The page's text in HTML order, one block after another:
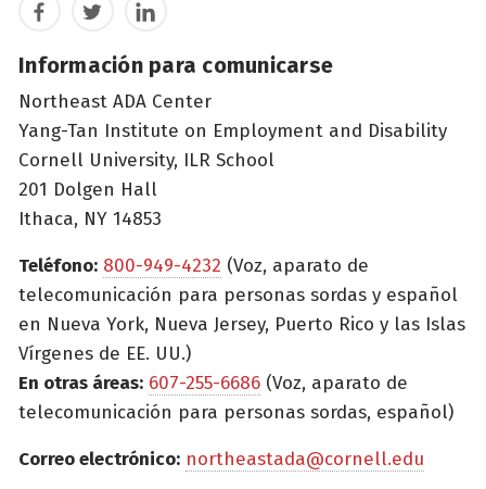
FacebookTwitterLinkedIn
Información para comunicarse
Northeast ADA Center
Yang-Tan Institute on Employment and Disability
Cornell University, ILR School
201 Dolgen Hall
Ithaca, NY 14853
Teléfono: 800-949-4232 (Voz, aparato de
telecomunicación para personas sordas y español
en Nueva York, Nueva Jersey, Puerto Rico y las Islas
Vírgenes de EE. UU.)
En otras áreas: 607-255-6686 (Voz, aparato de
telecomunicación para personas sordas, español)
Correo electrónico: northeastada@cornell.edu